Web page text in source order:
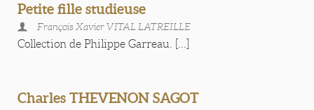
Petite fille studieuse
François Xavier VITAL LATREILLE
Collection de Philippe Garreau. [...]
Charles THEVENON SAGOT